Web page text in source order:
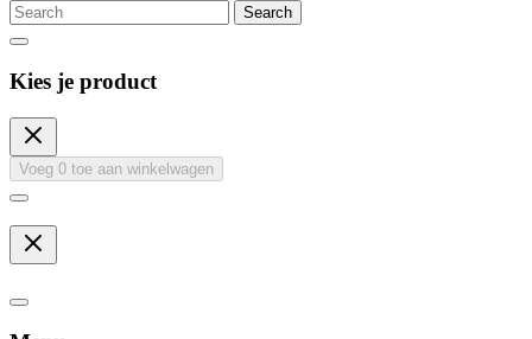
Search
Kies je product
Voeg 0 toe aan winkelwagen